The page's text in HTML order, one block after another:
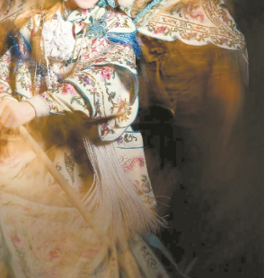
旅游 能源 会展
娱乐 时尚 悦读
一带一路 亚太网
天津 河北
吉林 上海